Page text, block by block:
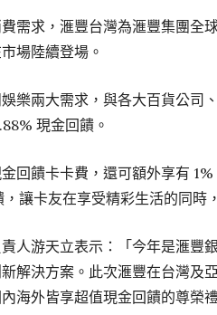
需求，滙豐台灣為滙豐集團全
場陸續登場。
樂兩大需求，與各大百貨公司
現金回饋。
回饋卡卡費，還可額外享有
讓卡友在享受精彩生活的同時
人游天立表示：「今年是滙豐
解決方案。此次滙豐在台灣及
海外皆享超值現金回饋的尊榮禮